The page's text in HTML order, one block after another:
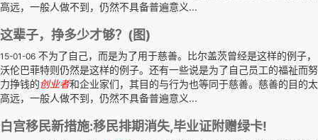
高远，一般人做不到，仍然不具备普遍意义...
这辈子，挣多少才够？(图)
15-01-06 不为了自己，而是为了用于慈善。比尔盖茨曾经是这样的例子，
沃伦巴菲特则仍然是这样的例子。还有一些说是为了自己员工的福祉而努
力挣钱的创业者和企业家们，其目的与行为也等同于慈善。慈善的目的太
高远，一般人做不到，仍然不具备普遍意义...
白宫移民新措施:移民排期消失,毕业证附赠绿卡!